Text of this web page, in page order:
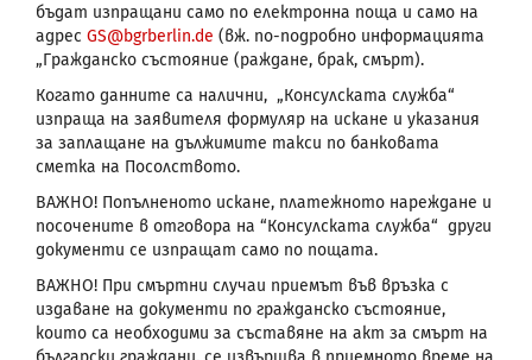
бъдат изпращани само по електронна поща и само на
адрес GS@bgrberlin.de (вж. по-подробно информацията
„Гражданско състояние (раждане, брак, смърт).
Когато данните са налични, „Консулската служба“
изпраща на заявителя формуляр на искане и указания
за заплащане на дължимите такси по банковата
сметка на Посолството.
ВАЖНО! Попълненото искане, платежното нареждане и
посочените в отговора на “Консулската служба“ други
документи се изпращат само по пощата.
ВАЖНО! При смъртни случаи приемът във връзка с
издаване на документи по гражданско състояние,
които са необходими за съставяне на акт за смърт на